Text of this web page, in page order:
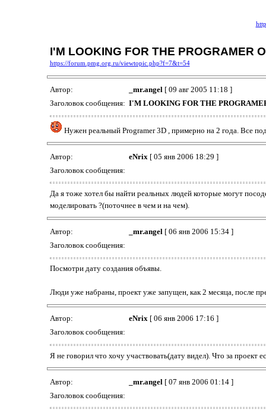
I'M LOOKING FOR THE PROGRAMER
https://forum.pmg.org.ru/viewtopic.php?f=7&t=54
Автор: _mr.angel[ 09 авг 2005 11:18 ]
Заголовок сообщения: I'M LOOKING FOR THE
Нужен реальный Programer 3D , примерно на 2 года. Все
Автор: eNrix [ 05 янв 2006 18:29 ]
Заголовок сообщения:
Да я тоже хотел бы найти реальных людей которые могут
моделировать ?(поточнее в чем и на чем).
Автор: _mr.angel [ 06 янв 2006 15:34 ]
Заголовок сообщения:
Посмотри дату создания объявы.
Люди уже набраны, проект уже запущен, как 2 месяца, после
Автор: eNrix[ 06 янв 2006 17:16 ]
Заголовок сообщения:
Я не говорил что хочу участвовать(дату видел). Что за проект
Автор: _mr.angel [ 07 янв 2006 01:14 ]
Заголовок сообщения: